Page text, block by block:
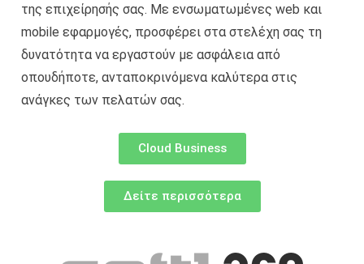
της επιχείρησής σας. Με ενσωματωμένες web και
mobile εφαρμογές, προσφέρει στα στελέχη σας τη
δυνατότητα να εργαστούν με ασφάλεια από
οπουδήποτε, ανταποκρινόμενα καλύτερα στις
ανάγκες των πελατών σας.
Cloud Business
Δείτε περισσότερα